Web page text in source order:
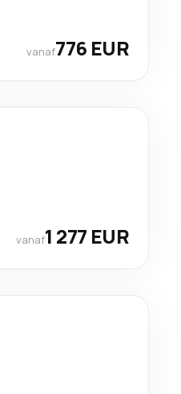
vanaf776 EUR
vanaf1 277 EUR